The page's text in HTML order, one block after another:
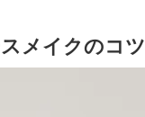
メイクのコツ